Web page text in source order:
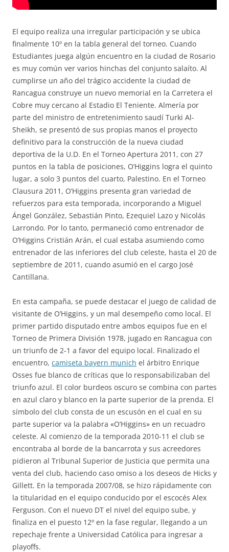
El equipo realiza una irregular participación y se ubica
finalmente 10º en la tabla general del torneo. Cuando
Estudiantes juega algún encuentro en la ciudad de Rosario
es muy común ver varios hinchas del conjunto salaíto. Al
cumplirse un año del trágico accidente la ciudad de
Rancagua construye un nuevo memorial en la Carretera el
Cobre muy cercano al Estadio El Teniente. Almería por
parte del ministro de entretenimiento saudí Turki Al-
Sheikh, se presentó de sus propias manos el proyecto
definitivo para la construcción de la nueva ciudad
deportiva de la U.D. En el Torneo Apertura 2011, con 27
puntos en la tabla de posiciones, O’Higgins logra el quinto
lugar, a solo 3 puntos del cuarto, Palestino. En el Torneo
Clausura 2011, O’Higgins presenta gran variedad de
refuerzos para esta temporada, incorporando a Miguel
Ángel González, Sebastián Pinto, Ezequiel Lazo y Nicolás
Larrondo. Por lo tanto, permaneció como entrenador de
O’Higgins Cristián Arán, el cual estaba asumiendo como
entrenador de las inferiores del club celeste, hasta el 20 de
septiembre de 2011, cuando asumió en el cargo José
Cantillana.
En esta campaña, se puede destacar el juego de calidad de
visitante de O’Higgins, y un mal desempeño como local. El
primer partido disputado entre ambos equipos fue en el
Torneo de Primera División 1978, jugado en Rancagua con
un triunfo de 2-1 a favor del equipo local. Finalizado el
encuentro, camiseta bayern munich el árbitro Enrique
Osses fue blanco de críticas que lo responsabilizaban del
triunfo azul. El color burdeos oscuro se combina con partes
en azul claro y blanco en la parte superior de la prenda. El
símbolo del club consta de un escusón en el cual en su
parte superior va la palabra «O’Higgins» en un recuadro
celeste. Al comienzo de la temporada 2010-11 el club se
encontraba al borde de la bancarrota y sus acreedores
pidieron al Tribunal Superior de Justicia que permita una
venta del club, haciendo caso omiso a los deseos de Hicks y
Gillett. En la temporada 2007/08, se hizo rápidamente con
la titularidad en el equipo conducido por el escocés Alex
Ferguson. Con el nuevo DT el nivel del equipo sube, y
finaliza en el puesto 12º en la fase regular, llegando a un
repechaje frente a Universidad Católica para ingresar a
playoffs.